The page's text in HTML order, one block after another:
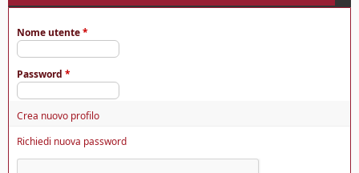
Nome utente*
Password *
Crea nuovo profilo
Richiedi nuova password